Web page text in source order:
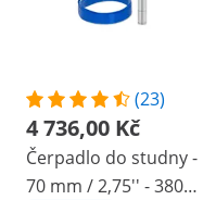
(23)
4 736,00 Kč
Čerpadlo do studny -
70 mm / 2,75'' - 3800